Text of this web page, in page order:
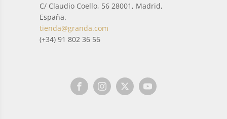
C/ Claudio Coello, 56 28001, Madrid,
España.
tienda@granda.com
(+34) 91 802 36 56